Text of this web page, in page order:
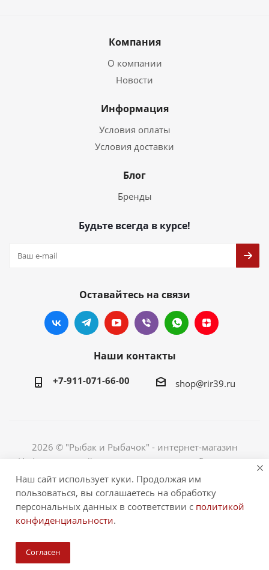
Компания
О компании
Новости
Информация
Условия оплаты
Условия доставки
Блог
Бренды
Будьте всегда в курсе!
Оставайтесь на связи
Наши контакты
+7-911-071-66-00 shop@rir39.ru
2026 © "Рыбак и Рыбачок" - интернет-магазин
Информация сайта защищена законом об авторских
правах. Индивидуальный предприниматель Рогов
Сергей Юрьевич. ИНН 390600967290. ОГРНИП
324390000064229.
Наш сайт использует куки. Продолжая им
пользоваться, вы соглашаетесь на обработку
персональных данных в соответствии с политикой
конфиденциальности.
Согласен